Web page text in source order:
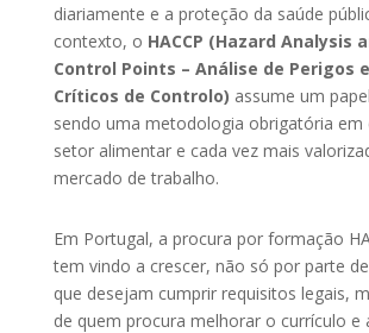
diariamente e a proteção da saúde
contexto, o HACCP (Hazard Analysis
Control Points – Análise de Perigos
Críticos de Controlo) assume um
sendo uma metodologia obrigatória em
setor alimentar e cada vez mais
mercado de trabalho.
Em Portugal, a procura por formação
tem vindo a crescer, não só por parte
que desejam cumprir requisitos legais,
de quem procura melhorar o currículo e